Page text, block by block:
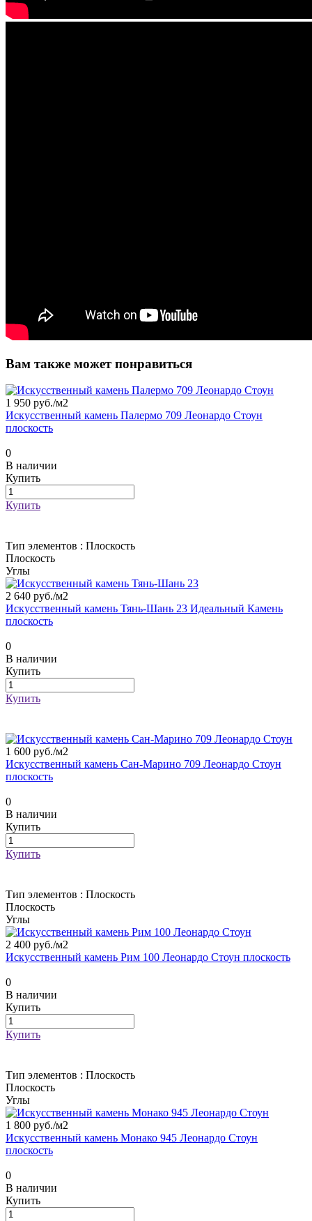
Вам также может понравиться
1 950 руб./м2
Искусственный камень Палермо 709 Леонардо Стоун
плоскость
0
В наличии
Купить
Купить
Тип элементов : Плоскость
Плоскость
Углы
2 640 руб./м2
Искусственный камень Тянь-Шань 23 Идеальный Камень
плоскость
0
В наличии
Купить
Купить
1 600 руб./м2
Искусственный камень Сан-Марино 709 Леонардо Стоун
плоскость
0
В наличии
Купить
Купить
Тип элементов : Плоскость
Плоскость
Углы
2 400 руб./м2
Искусственный камень Рим 100 Леонардо Стоун плоскость
0
В наличии
Купить
Купить
Тип элементов : Плоскость
Плоскость
Углы
1 800 руб./м2
Искусственный камень Монако 945 Леонардо Стоун
плоскость
0
В наличии
Купить